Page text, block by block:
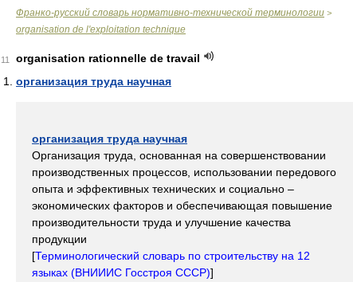
Франко-русский словарь нормативно-технической терминологии >
organisation de l'exploitation technique
11
organisation rationnelle de travail
организация труда научная
организация труда научная
Организация труда, основанная на совершенствовании
производственных процессов, использовании передового
опыта и эффективных технических и социально –
экономических факторов и обеспечивающая повышение
производительности труда и улучшение качества
продукции
[Терминологический словарь по строительству на 12
языках (ВНИИИС Госстроя СССР)]